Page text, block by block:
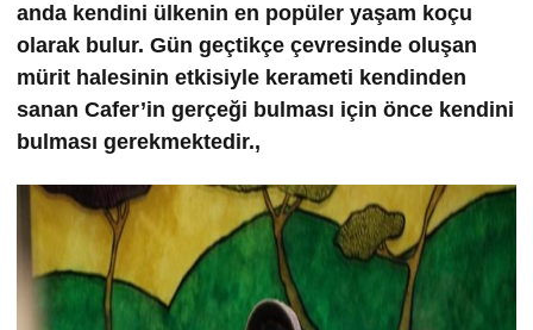
anda kendini ülkenin en popüler yaşam koçu
olarak bulur. Gün geçtikçe çevresinde oluşan
mürit halesinin etkisiyle kerameti kendinden
sanan Cafer’in gerçeği bulması için önce kendini
bulması gerekmektedir.,